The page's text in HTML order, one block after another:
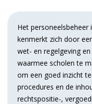
Het
kenmerkt zich door
wet- en regelgeving
waarmee scholen te
om een goed inzicht
procedures en de
rechtspositie-,